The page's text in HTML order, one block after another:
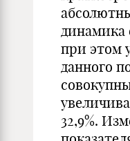
динамика
при этом
данного
32,9%.